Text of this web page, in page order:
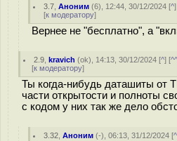
3.7 ,Аноним (6), 12:44, 30/12/2024 [^
[к модератору]
Вернее не "бесплатно", а
2.9 ,kravich (ok), 14:13, 30/12/2024 [^] [
[к модератору]
Ты когда-нибудь даташиты от
части открытости и полноты
с кодом у них так же дело
3.32 ,Аноним (-), 06:13, 31/12/2024 [^